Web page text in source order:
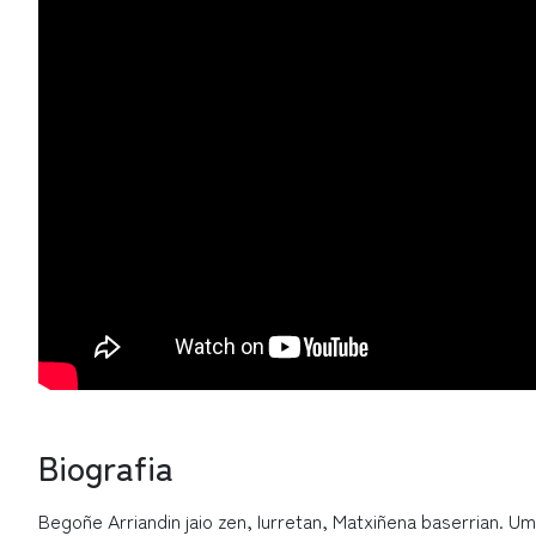
Biografia
Begoñe Arriandin jaio zen, Iurretan, Matxiñena baserrian.